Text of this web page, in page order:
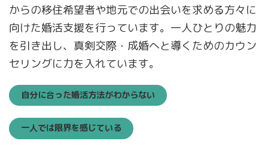
からの移住希望者や地元での出会いを求める方々に
向けた婚活支援を行っています。一人ひとりの魅力
を引き出し、真剣交際・成婚へと導くためのカウン
セリングに力を入れています。
自分に合った婚活方法がわからない
一人では限界を感じている